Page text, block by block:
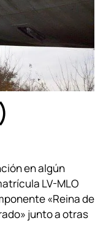
en algún
LV-MLO
«Reina de
junto a otras